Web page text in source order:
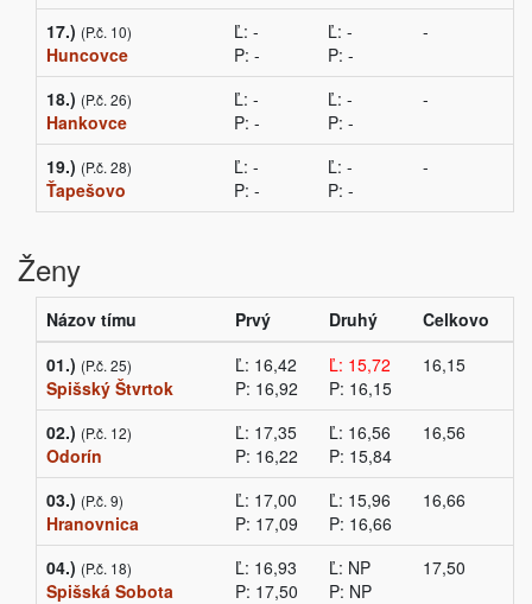
17.) (P.č. 10)
Huncovce
Ľ: -
P: -
Ľ: -
P: -
-
18.) (P.č. 26)
Hankovce
Ľ: -
P: -
Ľ: -
P: -
-
19.) (P.č. 28)
Ťapešovo
Ľ: -
P: -
Ľ: -
P: -
-
Ženy
Názov tímu Prvý Druhý
Celkovo
01.) (P.č. 25)
Spišský Štvrtok
Ľ: 16,42
P: 16,92
Ľ: 15,72
P: 16,15
16,15
02.) (P.č. 12)
Odorín
Ľ: 17,35
P: 16,22
Ľ: 16,56
P: 15,84
16,56
03.) (P.č. 9)
Hranovnica
Ľ: 17,00
P: 17,09
Ľ: 15,96
P: 16,66
16,66
04.) (P.č. 18)
Spišská Sobota
Ľ: 16,93
P: 17,50
Ľ: NP
P: NP
17,50